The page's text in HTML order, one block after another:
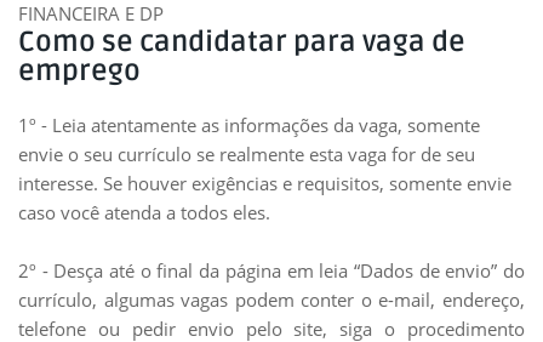
FINANCEIRA E DP
Como se candidatar para vaga de
emprego
1º - Leia atentamente as informações da vaga, somente
envie o seu currículo se realmente esta vaga for de seu
interesse. Se houver exigências e requisitos, somente envie
caso você atenda a todos eles.
2º - Desça até o final da página em leia “Dados de envio” do
currículo, algumas vagas podem conter o e-mail, endereço,
telefone ou pedir envio pelo site, siga o procedimento